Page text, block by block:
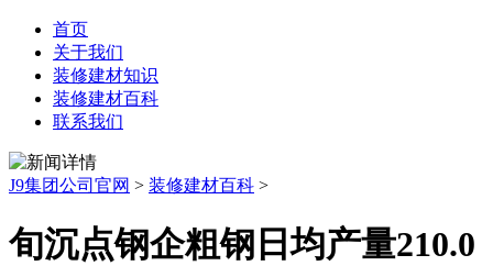
首页
关于我们
装修建材知识
装修建材百科
联系我们
J9集团公司官网 > 装修建材百科 >
旬沉点钢企粗钢日均产量210.0